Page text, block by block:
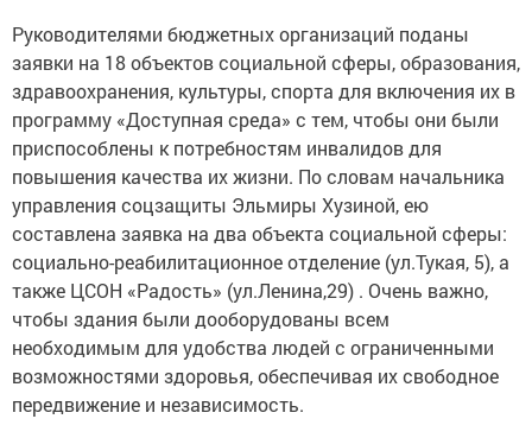
Руководителями бюджетных организаций поданы
заявки на 18 объектов социальной сферы, образования,
здравоохранения, культуры, спорта для включения их в
программу «Доступная среда» с тем, чтобы они были
приспособлены к потребностям инвалидов для
повышения качества их жизни. По словам начальника
управления соцзащиты Эльмиры Хузиной, ею
составлена заявка на два объекта социальной сферы:
социально-реабилитационное отделение (ул.Тукая, 5), а
также ЦСОН «Радость» (ул.Ленина,29) . Очень важно,
чтобы здания были дооборудованы всем
необходимым для удобства людей с ограниченными
возможностями здоровья, обеспечивая их свободное
передвижение и независимость.